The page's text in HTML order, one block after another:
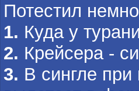
Потестил
1. Куда у
2. Крейсера -
3. В сингле